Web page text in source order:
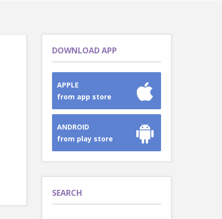
DOWNLOAD APP
APPLE
from app store
ANDROID
from play store
SEARCH